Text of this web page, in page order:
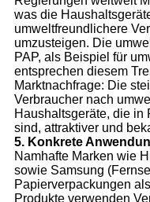
was die
umweltfreundlichere
umzusteigen. Die
PAP, als Beispiel für
entsprechen diesem
Marktnachfrage: Die
Verbraucher nach
Haushaltsgeräte, die in
sind, attraktiver und
5. Konkrete
Namhafte Marken wie
sowie Samsung
Papierverpackungen
Produkte verwenden